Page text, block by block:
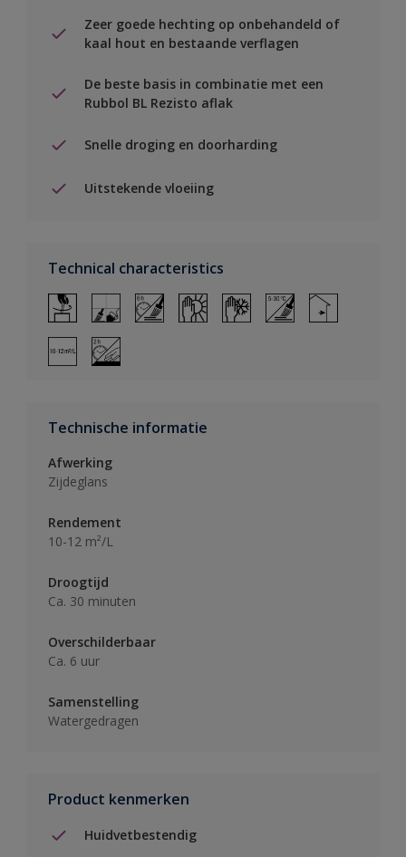
Zeer goede hechting op onbehandeld of
kaal hout en bestaande verflagen
De beste basis in combinatie met een
Rubbol BL Rezisto aflak
Snelle droging en doorharding
Uitstekende vloeiing
Technical characteristics
Technische informatie
Afwerking
Zijdeglans
Rendement
10-12 m²/L
Droogtijd
Ca. 30 minuten
Overschilderbaar
Ca. 6 uur
Samenstelling
Watergedragen
Product kenmerken
Huidvetbestendig